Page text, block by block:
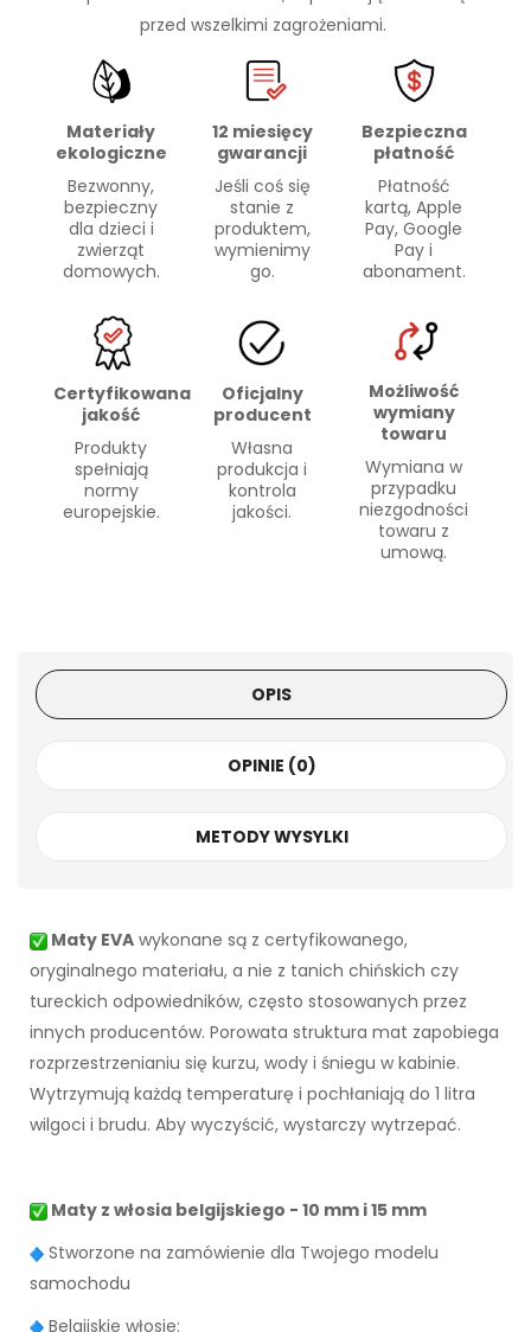
przed wszelkimi zagrożeniami.
Materiały
ekologiczne
Bezwonny,
bezpieczny
dla dzieci i
zwierząt
domowych.
12 miesięcy
gwarancji
Jeśli coś się
stanie z
produktem,
wymienimy
go.
Bezpieczna
płatność
Płatność
kartą, Apple
Pay, Google
Pay i
abonament.
Certyfikowana
jakość
Produkty
spełniają
normy
europejskie.
Oficjalny
producent
Własna
produkcja i
kontrola
jakości.
Możliwość
wymiany
towaru
Wymiana w
przypadku
niezgodności
towaru z
umową.
OPIS
OPINIE (0)
METODY WYSYLKI
Maty EVA wykonane są z certyfikowanego,
oryginalnego materiału, a nie z tanich chińskich czy
tureckich odpowiedników, często stosowanych przez
innych producentów. Porowata struktura mat zapobiega
rozprzestrzenianiu się kurzu, wody i śniegu w kabinie.
Wytrzymują każdą temperaturę i pochłaniają do 1 litra
wilgoci i brudu. Aby wyczyścić, wystarczy wytrzepać.
Maty z włosia belgijskiego - 10 mm i 15 mm
Stworzone na zamówienie dla Twojego modelu
samochodu
Belgijskie włosie: